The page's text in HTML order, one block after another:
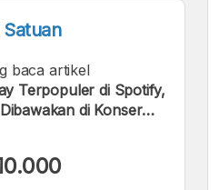
Satuan
baca artikel
Terpopuler di Spotify,
di Konser